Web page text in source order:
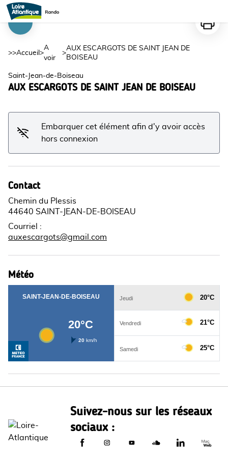
AUX ESCARGOTS DE SAINT JEAN DE BOISEAU
Voir l'image en plein écran
>>Accueil >
A
voir
>
AUX ESCARGOTS DE SAINT JEAN DE
BOISEAU
Saint-Jean-de-Boiseau
AUX ESCARGOTS DE SAINT JEAN DE BOISEAU
Embarquer cet élément afin d'y avoir accès
hors connexion
Contact
Chemin du Plessis
44640 SAINT-JEAN-DE-BOISEAU
Courriel
:
auxescargots@gmail.com
Météo
Suivez-nous sur les réseaux
sociaux :